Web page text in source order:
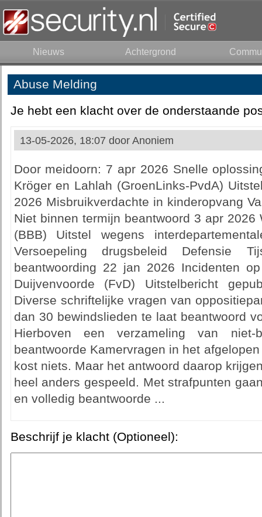
Nieuws Achtergrond
Abuse Melding
Je hebt een klacht over de onderstaande
13-05-2026, 18:07 door Anoniem
Door meidoorn: 7 apr 2026 Snelle
Kröger en Lahlah (GroenLinks-PvdA)
2026 Misbruikverdachte in kinderopvang
Niet binnen termijn beantwoord 3 apr 2026
(BBB) Uitstel wegens
Versoepeling drugsbeleid Defensie
beantwoording 22 jan 2026 Incidenten
Duijvenvoorde (FvD) Uitstelbericht
Diverse schriftelijke vragen van
dan 30 bewindslieden te laat beantwoord
Hierboven een verzameling van
beantwoorde Kamervragen in het
kost niets. Maar het antwoord daarop
heel anders gespeeld. Met strafpunten
en volledig beantwoorde ...
Beschrijf je klacht (Optioneel):